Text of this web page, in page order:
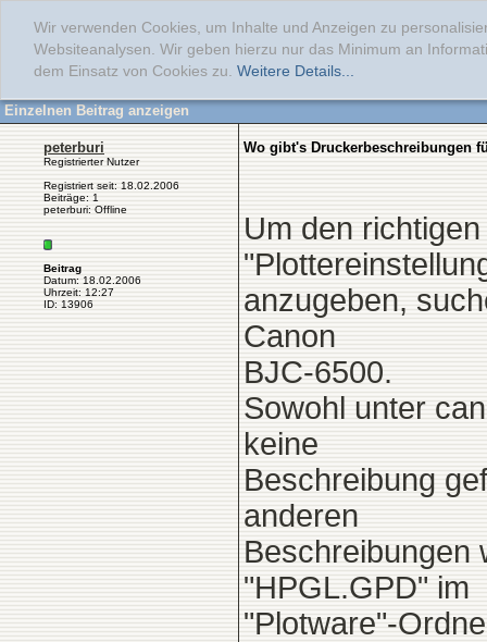
Wir verwenden Cookies, um Inhalte und Anzeigen zu
Websiteanalysen. Wir geben hierzu nur das Minimum an
dem Einsatz von Cookies zu. Weitere Details...
Einzelnen Beitrag anzeigen
peterburi
Registrierter Nutzer
Registriert seit: 18.02.2006
Beiträge: 1
peterburi: Offline
Beitrag
Datum: 18.02.2006
Uhrzeit: 12:27
ID: 13906
Wo gibt's Druckerbeschreibungen
Um den
anzugeben,
Canon
BJC-6500.
Sowohl unter
keine
Beschreibung
anderen
Beschreibungen
"HPGL.GPD" im
"Plotware"-